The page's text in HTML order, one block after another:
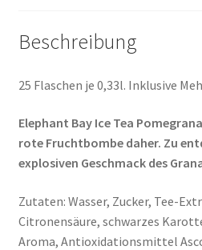
Beschreibung
25 Flaschen je 0,33l. Inklusive
Elephant Bay Ice Tea
rote Fruchtbombe daher. Zu
explosiven Geschmack des
Zutaten: Wasser, Zucker, Tee-
Citronensäure, schwarzes
Aroma, Antioxidationsmittel